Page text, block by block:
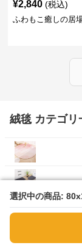
選択中の商品:
選択中の商品:
¥2,840 (税込)
ふわもこ癒しの居
絨毯 カテゴリ